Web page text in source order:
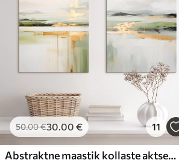
50.00€30.00 € 11
Abstraktne maastik kollaste aktsentidega, minimalistlik kompositsioon maast, veest ja taevast, vaoshoitud värvidega